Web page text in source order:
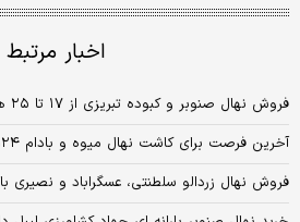
اخبار مرتبط
فروش نهال صنوبر و کبوده تبریزی از ۱۷ تا ۲۵ هزار تومان
آخرین فرصت برای کاشت نهال میوه و بادام ۲۴هزار تومانی ‌با چک ۵ماهه
فروش نهال زردالو سلطنتی، عسگراباد و نصیری با ۵۰ درصد تخفیف